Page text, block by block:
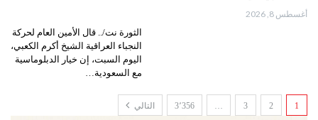
أغسطس 8, 2026
الثورة نت/.. قال الأمين العام لحركة
النجباء العراقية الشيخ أكرم الكعبي،
اليوم السبت، إن خيار الدبلوماسية
مع السعودية…
1
2
3
… 3٬356 التالي